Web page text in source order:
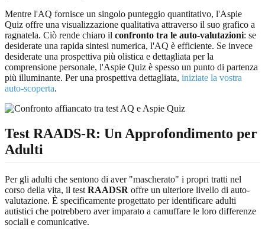
Mentre l'AQ fornisce un singolo punteggio quantitativo, l'Aspie
Quiz offre una visualizzazione qualitativa attraverso il suo grafico a
ragnatela. Ciò rende chiaro il confronto tra le auto-valutazioni: se
desiderate una rapida sintesi numerica, l'AQ è efficiente. Se invece
desiderate una prospettiva più olistica e dettagliata per la
comprensione personale, l'Aspie Quiz è spesso un punto di partenza
più illuminante. Per una prospettiva dettagliata, iniziate la vostra
auto-scoperta.
Test RAADS-R: Un Approfondimento per
Adulti
Per gli adulti che sentono di aver "mascherato" i propri tratti nel
corso della vita, il test RAADSR offre un ulteriore livello di auto-
valutazione. È specificamente progettato per identificare adulti
autistici che potrebbero aver imparato a camuffare le loro differenze
sociali e comunicative.